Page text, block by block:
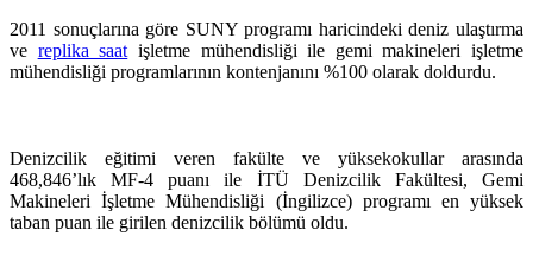
2011 sonuçlarına göre SUNY programı haricindeki deniz ulaştırma
ve replika saat işletme mühendisliği ile gemi makineleri işletme
mühendisliği programlarının kontenjanını %100 olarak doldurdu.
Denizcilik eğitimi veren fakülte ve yüksekokullar arasında
468,846’lık MF-4 puanı ile İTÜ Denizcilik Fakültesi, Gemi
Makineleri İşletme Mühendisliği (İngilizce) programı en yüksek
taban puan ile girilen denizcilik bölümü oldu.